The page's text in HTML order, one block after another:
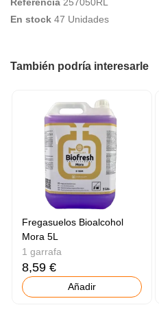
En stock 47 Unidades
También podría interesarle
Fregasuelos Bioalcohol
Mora 5L
1 garrafa
8,59 €
Añadir